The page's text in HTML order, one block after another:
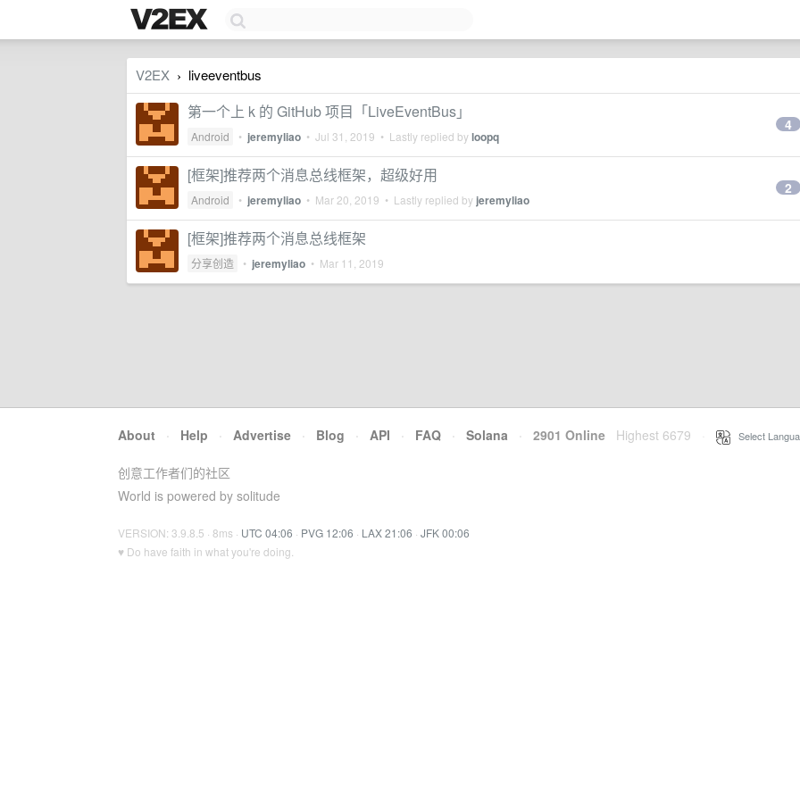
V2EX › liveeventbus
第一个上 k 的 GitHub 项目「LiveEventBus」
Android • jeremyliao • Jul 31, 2019 • Lastly replied byloopq
4
[框架]推荐两个消息总线框架，超级好用
Android • jeremyliao • Mar 20, 2019 • Lastly replied by jeremyliao
2
[框架]推荐两个消息总线框架
分享创造 • jeremyliao • Mar 11, 2019
About · Help · Advertise · Blog · API · FAQ · Solana · 2901 Online Highest 6679 Select
创意工作者们的社区
World is powered by solitude
VERSION: 3.9.8.5 · 8ms · UTC 04:06 · PVG 12:06 · LAX 21:06 · JFK 00:06
♥ Do have faith in what you're doing.